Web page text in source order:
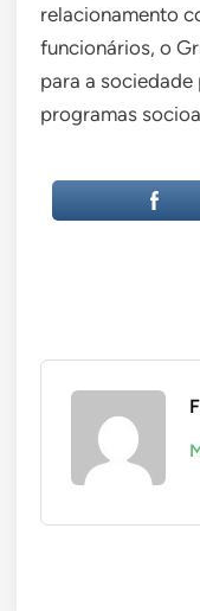
relacionamento
funcionários, o
para a
programas